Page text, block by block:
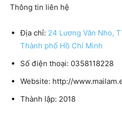
Thông tin liên hệ
Địa chỉ: 24 Lương Văn Nho,
Thành phố Hồ Chí Minh
Số điện thoại: 0358118228
Website: http://
Thành lập: 2018